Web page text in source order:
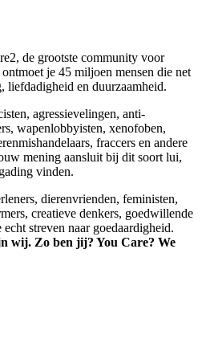
de grootste community voor
je 45 miljoen mensen die net
liefdadigheid en duurzaamheid.
agressievelingen, anti-
wapenlobbyisten, xenofoben,
fraccers en andere
mening aansluit bij dit soort lui,
vinden.
dierenvrienden, feministen,
creatieve denkers, goedwillende
streven naar goedaardigheid.
wij. Zo ben jij? You Care? We